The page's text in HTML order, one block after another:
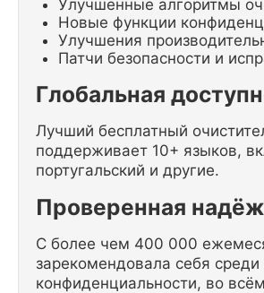
Улучшенные алгоритмы
Новые функции
Улучшения
Патчи безопасности и
Глобальная
Лучший бесплатный
поддерживает 10+ языков,
португальский и другие.
Проверенная
С более чем 400 000
зарекомендовала себя
конфиденциальности, во